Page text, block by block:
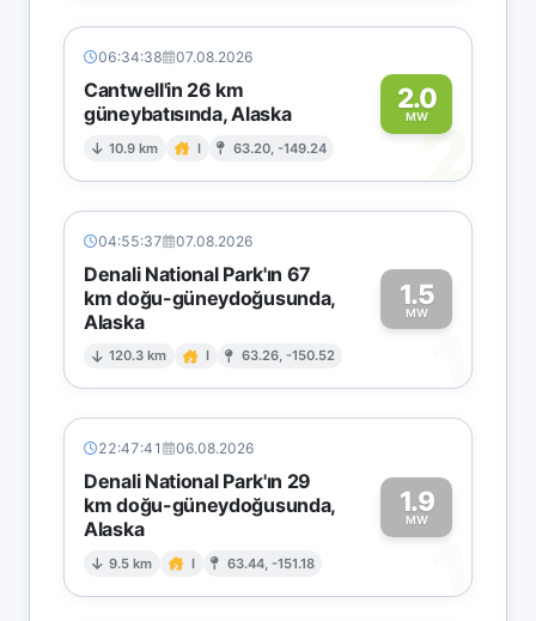
06:34:38 07.08.2026
Cantwell'in 26 km
güneybatısında, Alaska
10.9 km I 63.20, -149.24
2.0
MW2
04:55:37 07.08.2026
Denali National Park'ın 67
km doğu-güneydoğusunda,
Alaska
120.3 km I 63.26, -150.52
1.5
MW
1
22:47:41 06.08.2026
Denali National Park'ın 29
km doğu-güneydoğusunda,
Alaska
9.5 km I 63.44, -151.18
1.9
MW
1